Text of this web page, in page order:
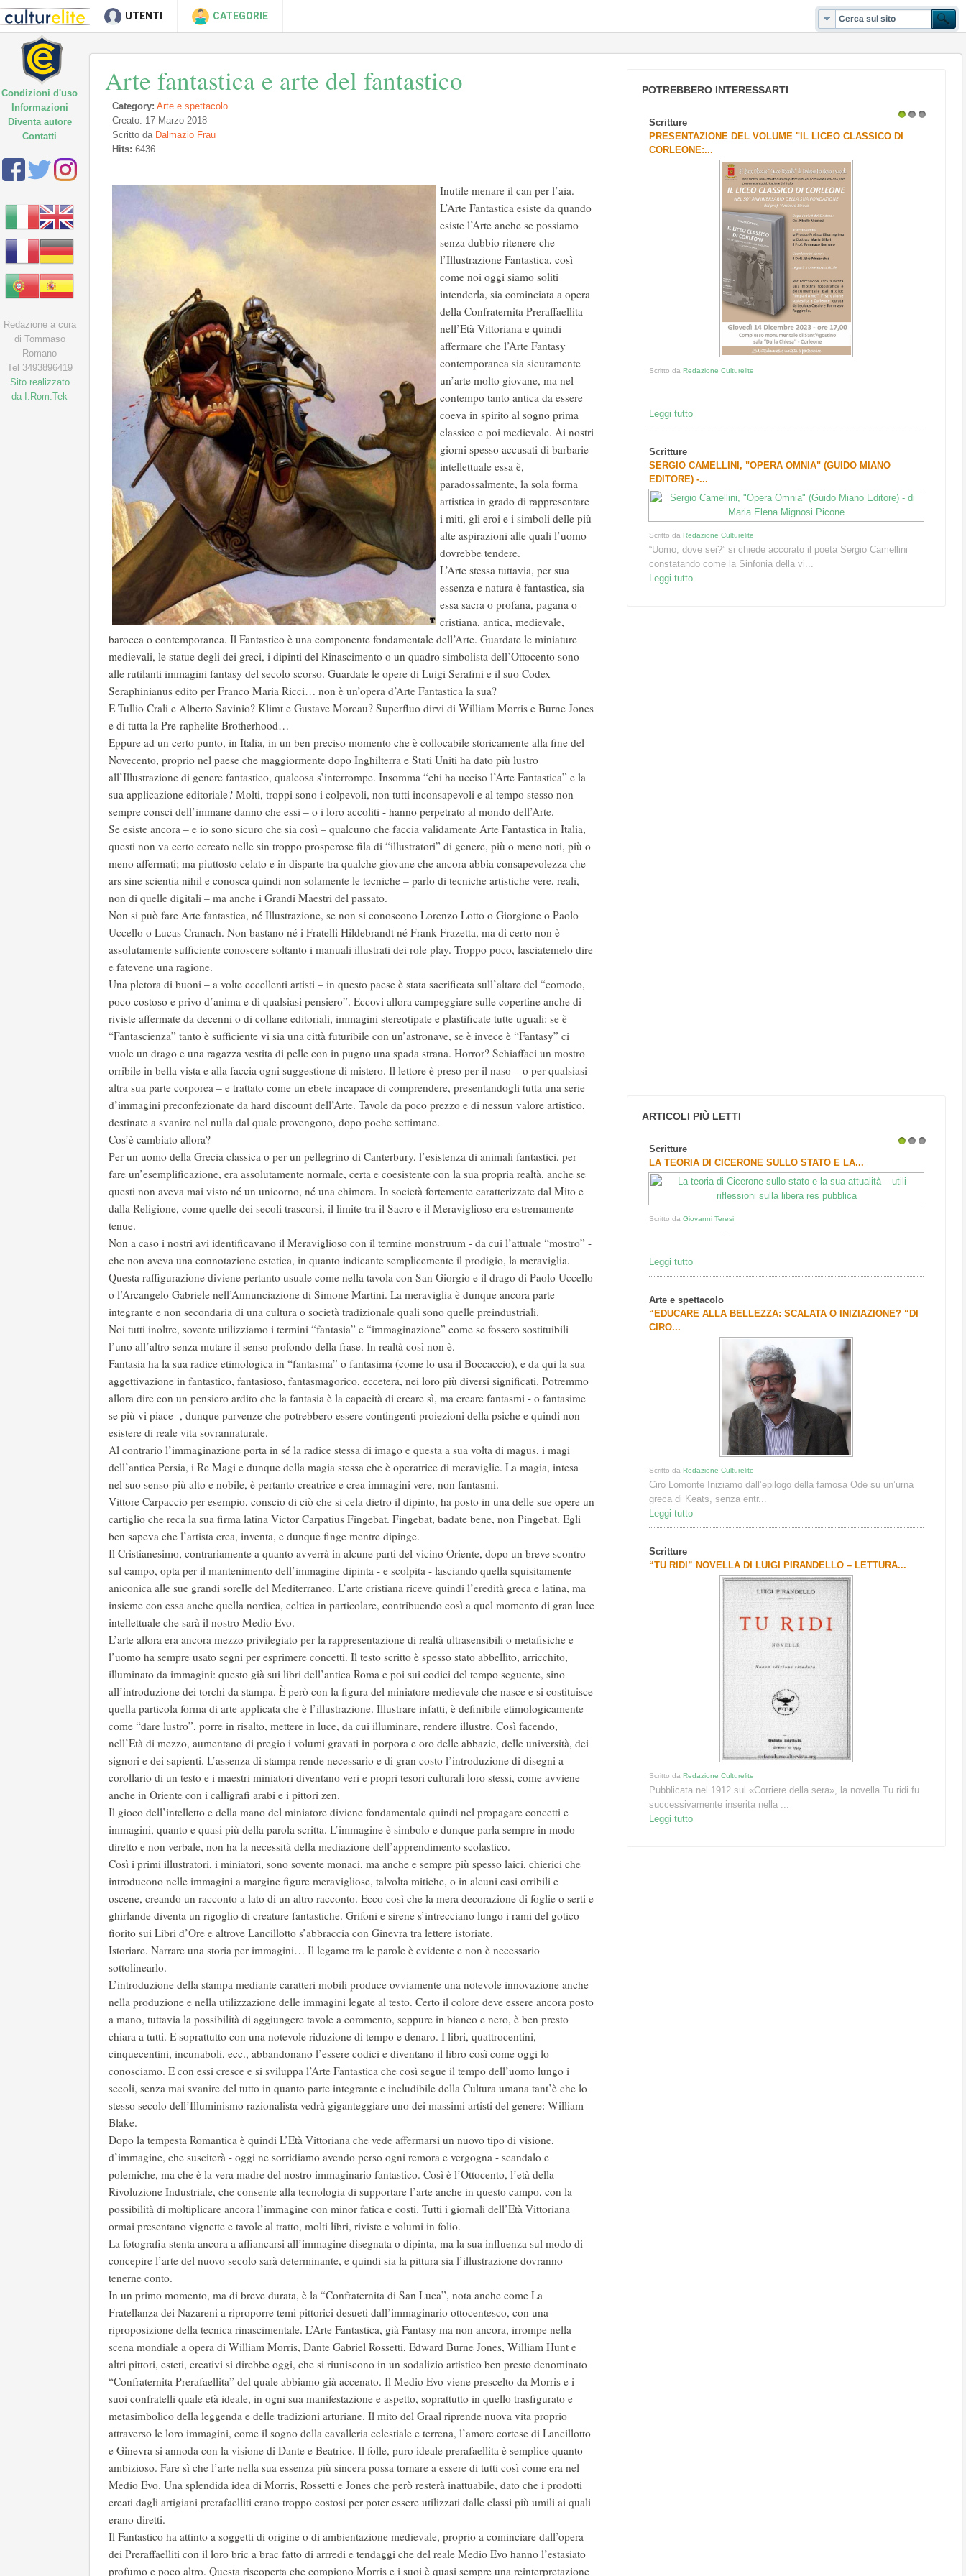
UTENTI CATEGORIE
Arte fantastica e arte del fantastico
Category: Arte e spettacolo
Creato: 17 Marzo 2018
Scritto da Dalmazio Frau
Hits: 6436
Inutile menare il can per l’aia.
L’Arte Fantastica esiste da quando
esiste l’Arte anche se possiamo
senza dubbio ritenere che
l’Illustrazione Fantastica, così
come noi oggi siamo soliti
intenderla, sia cominciata a opera
della Confraternita Preraffaellita
nell’Età Vittoriana e quindi
affermare che l’Arte Fantasy
contemporanea sia sicuramente
un’arte molto giovane, ma nel
contempo tanto antica da essere
coeva in spirito al sogno prima
classico e poi medievale. Ai nostri
giorni spesso accusati di barbarie
intellettuale essa è,
paradossalmente, la sola forma
artistica in grado di rappresentare
i miti, gli eroi e i simboli delle più
alte aspirazioni alle quali l’uomo
dovrebbe tendere.
L’Arte stessa tuttavia, per sua
essenza e natura è fantastica, sia
essa sacra o profana, pagana o
cristiana, antica, medievale,
barocca o contemporanea. Il Fantastico è una componente fondamentale dell’Arte. Guardate le miniature
medievali, le statue degli dei greci, i dipinti del Rinascimento o un quadro simbolista dell’Ottocento sono
alle rutilanti immagini fantasy del secolo scorso. Guardate le opere di Luigi Serafini e il suo Codex
Seraphinianus edito per Franco Maria Ricci… non è un’opera d’Arte Fantastica la sua?
E Tullio Crali e Alberto Savinio? Klimt e Gustave Moreau? Superfluo dirvi di William Morris e Burne Jones
e di tutta la Pre-raphelite Brotherhood…
Eppure ad un certo punto, in Italia, in un ben preciso momento che è collocabile storicamente alla fine del
Novecento, proprio nel paese che maggiormente dopo Inghilterra e Stati Uniti ha dato più lustro
all’Illustrazione di genere fantastico, qualcosa s’interrompe. Insomma “chi ha ucciso l’Arte Fantastica” e la
sua applicazione editoriale? Molti, troppi sono i colpevoli, non tutti inconsapevoli e al tempo stesso non
sempre consci dell’immane danno che essi – o i loro accoliti - hanno perpetrato al mondo dell’Arte.
Se esiste ancora – e io sono sicuro che sia così – qualcuno che faccia validamente Arte Fantastica in Italia,
questi non va certo cercato nelle sin troppo prosperose fila di “illustratori” di genere, più o meno noti, più o
meno affermati; ma piuttosto celato e in disparte tra qualche giovane che ancora abbia consapevolezza che
ars sine scientia nihil e conosca quindi non solamente le tecniche – parlo di tecniche artistiche vere, reali,
non di quelle digitali – ma anche i Grandi Maestri del passato.
Non si può fare Arte fantastica, né Illustrazione, se non si conoscono Lorenzo Lotto o Giorgione o Paolo
Uccello o Lucas Cranach. Non bastano né i Fratelli Hildebrandt né Frank Frazetta, ma di certo non è
assolutamente sufficiente conoscere soltanto i manuali illustrati dei role play. Troppo poco, lasciatemelo dire
e fatevene una ragione.
Una pletora di buoni – a volte eccellenti artisti – in questo paese è stata sacrificata sull’altare del “comodo,
poco costoso e privo d’anima e di qualsiasi pensiero”. Eccovi allora campeggiare sulle copertine anche di
riviste affermate da decenni o di collane editoriali, immagini stereotipate e plastificate tutte uguali: se è
“Fantascienza” tanto è sufficiente vi sia una città futuribile con un’astronave, se è invece è “Fantasy” ci
vuole un drago e una ragazza vestita di pelle con in pugno una spada strana. Horror? Schiaffaci un mostro
orribile in bella vista e alla faccia ogni suggestione di mistero. Il lettore è preso per il naso – o per qualsiasi
altra sua parte corporea – e trattato come un ebete incapace di comprendere, presentandogli tutta una serie
d’immagini preconfezionate da hard discount dell’Arte. Tavole da poco prezzo e di nessun valore artistico,
destinate a svanire nel nulla dal quale provengono, dopo poche settimane.
Cos’è cambiato allora?
Per un uomo della Grecia classica o per un pellegrino di Canterbury, l’esistenza di animali fantastici, per
fare un’esemplificazione, era assolutamente normale, certa e coesistente con la sua propria realtà, anche se
questi non aveva mai visto né un unicorno, né una chimera. In società fortemente caratterizzate dal Mito e
dalla Religione, come quelle dei secoli trascorsi, il limite tra il Sacro e il Meraviglioso era estremamente
tenue.
Non a caso i nostri avi identificavano il Meraviglioso con il termine monstruum - da cui l’attuale “mostro” -
che non aveva una connotazione estetica, in quanto indicante semplicemente il prodigio, la meraviglia.
Questa raffigurazione diviene pertanto usuale come nella tavola con San Giorgio e il drago di Paolo Uccello
o l’Arcangelo Gabriele nell’Annunciazione di Simone Martini. La meraviglia è dunque ancora parte
integrante e non secondaria di una cultura o società tradizionale quali sono quelle preindustriali.
Noi tutti inoltre, sovente utilizziamo i termini “fantasia” e “immaginazione” come se fossero sostituibili
l’uno all’altro senza mutare il senso profondo della frase. In realtà così non è.
Fantasia ha la sua radice etimologica in “fantasma” o fantasima (come lo usa il Boccaccio), e da qui la sua
aggettivazione in fantastico, fantasioso, fantasmagorico, eccetera, nei loro più diversi significati. Potremmo
allora dire con un pensiero ardito che la fantasia è la capacità di creare sì, ma creare fantasmi - o fantasime
se più vi piace -, dunque parvenze che potrebbero essere contingenti proiezioni della psiche e quindi non
esistere di reale vita sovrannaturale.
Al contrario l’immaginazione porta in sé la radice stessa di imago e questa a sua volta di magus, i magi
dell’antica Persia, i Re Magi e dunque della magia stessa che è operatrice di meraviglie. La magia, intesa
nel suo senso più alto e nobile, è pertanto creatrice e crea immagini vere, non fantasmi.
Vittore Carpaccio per esempio, conscio di ciò che si cela dietro il dipinto, ha posto in una delle sue opere un
cartiglio che reca la sua firma latina Victor Carpatius Fingebat. Fingebat, badate bene, non Pingebat. Egli
ben sapeva che l’artista crea, inventa, e dunque finge mentre dipinge.
Il Cristianesimo, contrariamente a quanto avverrà in alcune parti del vicino Oriente, dopo un breve scontro
sul campo, opta per il mantenimento dell’immagine dipinta - e scolpita - lasciando quella squisitamente
aniconica alle sue grandi sorelle del Mediterraneo. L’arte cristiana riceve quindi l’eredità greca e latina, ma
insieme con essa anche quella nordica, celtica in particolare, contribuendo così a quel momento di gran luce
intellettuale che sarà il nostro Medio Evo.
L’arte allora era ancora mezzo privilegiato per la rappresentazione di realtà ultrasensibili o metafisiche e
l’uomo ha sempre usato segni per esprimere concetti. Il testo scritto è spesso stato abbellito, arricchito,
illuminato da immagini: questo già sui libri dell’antica Roma e poi sui codici del tempo seguente, sino
all’introduzione dei torchi da stampa. È però con la figura del miniatore medievale che nasce e si costituisce
quella particola forma di arte applicata che è l’illustrazione. Illustrare infatti, è definibile etimologicamente
come “dare lustro”, porre in risalto, mettere in luce, da cui illuminare, rendere illustre. Così facendo,
nell’Età di mezzo, aumentano di pregio i volumi gravati in porpora e oro delle abbazie, delle università, dei
signori e dei sapienti. L’assenza di stampa rende necessario e di gran costo l’introduzione di disegni a
corollario di un testo e i maestri miniatori diventano veri e propri tesori culturali loro stessi, come avviene
anche in Oriente con i calligrafi arabi e i pittori zen.
Il gioco dell’intelletto e della mano del miniatore diviene fondamentale quindi nel propagare concetti e
immagini, quanto e quasi più della parola scritta. L’immagine è simbolo e dunque parla sempre in modo
diretto e non verbale, non ha la necessità della mediazione dell’apprendimento scolastico.
Così i primi illustratori, i miniatori, sono sovente monaci, ma anche e sempre più spesso laici, chierici che
introducono nelle immagini a margine figure meravigliose, talvolta mitiche, o in alcuni casi orribili e
oscene, creando un racconto a lato di un altro racconto. Ecco così che la mera decorazione di foglie o serti e
ghirlande diventa un rigoglio di creature fantastiche. Grifoni e sirene s’intrecciano lungo i rami del gotico
fiorito sui Libri d’Ore e altrove Lancillotto s’abbraccia con Ginevra tra lettere istoriate.
Istoriare. Narrare una storia per immagini… Il legame tra le parole è evidente e non è necessario
sottolinearlo.
L’introduzione della stampa mediante caratteri mobili produce ovviamente una notevole innovazione anche
nella produzione e nella utilizzazione delle immagini legate al testo. Certo il colore deve essere ancora posto
a mano, tuttavia la possibilità di aggiungere tavole a commento, seppure in bianco e nero, è ben presto
chiara a tutti. E soprattutto con una notevole riduzione di tempo e denaro. I libri, quattrocentini,
cinquecentini, incunaboli, ecc., abbandonano l’essere codici e diventano il libro così come oggi lo
conosciamo. E con essi cresce e si sviluppa l’Arte Fantastica che così segue il tempo dell’uomo lungo i
secoli, senza mai svanire del tutto in quanto parte integrante e ineludibile della Cultura umana tant’è che lo
stesso secolo dell’Illuminismo razionalista vedrà giganteggiare uno dei massimi artisti del genere: William
Blake.
Dopo la tempesta Romantica è quindi L’Età Vittoriana che vede affermarsi un nuovo tipo di visione,
d’immagine, che susciterà - oggi ne sorridiamo avendo perso ogni remora e vergogna - scandalo e
polemiche, ma che è la vera madre del nostro immaginario fantastico. Così è l’Ottocento, l’età della
Rivoluzione Industriale, che consente alla tecnologia di supportare l’arte anche in questo campo, con la
possibilità di moltiplicare ancora l’immagine con minor fatica e costi. Tutti i giornali dell’Età Vittoriana
ormai presentano vignette e tavole al tratto, molti libri, riviste e volumi in folio.
La fotografia stenta ancora a affiancarsi all’immagine disegnata o dipinta, ma la sua influenza sul modo di
concepire l’arte del nuovo secolo sarà determinante, e quindi sia la pittura sia l’illustrazione dovranno
tenerne conto.
In un primo momento, ma di breve durata, è la “Confraternita di San Luca”, nota anche come La
Fratellanza dei Nazareni a riproporre temi pittorici desueti dall’immaginario ottocentesco, con una
riproposizione della tecnica rinascimentale. L’Arte Fantastica, già Fantasy ma non ancora, irrompe nella
scena mondiale a opera di William Morris, Dante Gabriel Rossetti, Edward Burne Jones, William Hunt e
altri pittori, esteti, creativi si direbbe oggi, che si riuniscono in un sodalizio artistico ben presto denominato
“Confraternita Prerafaellita” del quale abbiamo già accenato. Il Medio Evo viene prescelto da Morris e i
suoi confratelli quale età ideale, in ogni sua manifestazione e aspetto, soprattutto in quello trasfigurato e
metasimbolico della leggenda e delle tradizioni arturiane. Il mito del Graal riprende nuova vita proprio
attraverso le loro immagini, come il sogno della cavalleria celestiale e terrena, l’amore cortese di Lancillotto
e Ginevra si annoda con la visione di Dante e Beatrice. Il folle, puro ideale prerafaellita è semplice quanto
ambizioso. Fare sì che l’arte nella sua essenza più sincera possa tornare a essere di tutti così come era nel
Medio Evo. Una splendida idea di Morris, Rossetti e Jones che però resterà inattuabile, dato che i prodotti
creati dagli artigiani prerafaelliti erano troppo costosi per poter essere utilizzati dalle classi più umili ai quali
erano diretti.
Il Fantastico ha attinto a soggetti di origine o di ambientazione medievale, proprio a cominciare dall’opera
dei Preraffaelliti con il loro bric a brac fatto di arrredi e tendaggi che del reale Medio Evo hanno l’estasiato
profumo e poco altro. Questa riscoperta che compiono Morris e i suoi è quasi sempre una reinterpretazione
POTREBBERO INTERESSARTI
Scritture
PRESENTAZIONE DEL VOLUME "IL LICEO CLASSICO DI
CORLEONE:...
Scritto daRedazione Culturelite
Leggi tutto
Scritture
SERGIO CAMELLINI, "OPERA OMNIA" (GUIDO MIANO
EDITORE) -...
Scritto daRedazione Culturelite
“Uomo, dove sei?” si chiede accorato il poeta Sergio Camellini
constatando come la Sinfonia della vi...
Leggi tutto
ARTICOLI PIÙ LETTI
Scritture
LA TEORIA DI CICERONE SULLO STATO E LA...
Scritto daGiovanni Teresi
...
Leggi tutto
Arte e spettacolo
“EDUCARE ALLA BELLEZZA: SCALATA O INIZIAZIONE? “DI
CIRO...
Scritto daRedazione Culturelite
Ciro Lomonte Iniziamo dall’epilogo della famosa Ode su un’urna
greca di Keats, senza entr...
Leggi tutto
Scritture
“TU RIDI” NOVELLA DI LUIGI PIRANDELLO – LETTURA...
Scritto daRedazione Culturelite
Pubblicata nel 1912 sul «Corriere della sera», la novella Tu ridi fu
successivamente inserita nella ...
Leggi tutto
Condizioni d'uso
Informazioni
Diventa autore
Contatti
Redazione a cura
di Tommaso
Romano
Tel 3493896419
Sito realizzato
da I.Rom.Tek